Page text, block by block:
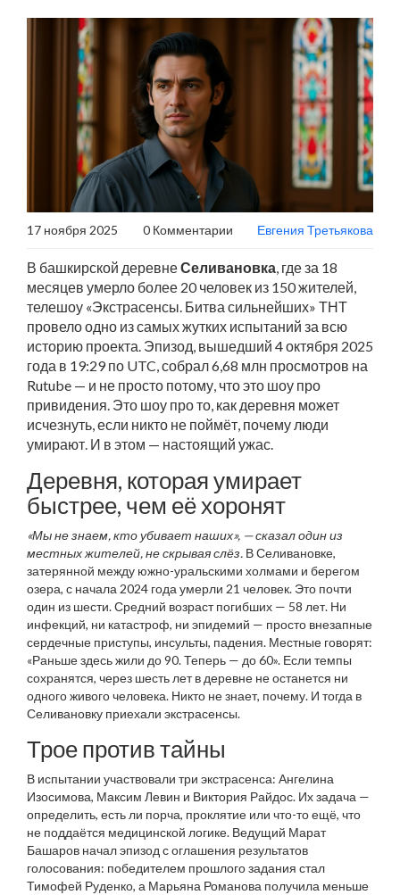
17 ноября 2025 0 Комментарии Евгения Третьякова
В башкирской деревнеСеливановка, где за 18
месяцев умерло более 20 человек из 150 жителей,
телешоу «Экстрасенсы. Битва сильнейших» ТНТ
провело одно из самых жутких испытаний за всю
историю проекта. Эпизод, вышедший 4 октября 2025
года в 19:29 по UTC, собрал 6,68 млн просмотров на
Rutube — и не просто потому, что это шоу про
привидения. Это шоу про то, как деревня может
исчезнуть, если никто не поймёт, почему люди
умирают. И в этом — настоящий ужас.
Деревня, которая умирает
быстрее, чем её хоронят
«Мы не знаем, кто убивает наших», — сказал один из
местных жителей, не скрывая слёз. В Селивановке,
затерянной между южно-уральскими холмами и берегом
озера, с начала 2024 года умерли 21 человек. Это почти
один из шести. Средний возраст погибших — 58 лет. Ни
инфекций, ни катастроф, ни эпидемий — просто внезапные
сердечные приступы, инсульты, падения. Местные говорят:
«Раньше здесь жили до 90. Теперь — до 60». Если темпы
сохранятся, через шесть лет в деревне не останется ни
одного живого человека. Никто не знает, почему. И тогда в
Селивановку приехали экстрасенсы.
Трое против тайны
В испытании участвовали три экстрасенса: Ангелина
Изосимова, Максим Левин и Виктория Райдос. Их задача —
определить, есть ли порча, проклятие или что-то ещё, что
не поддаётся медицинской логике. Ведущий Марат
Башаров начал эпизод с оглашения результатов
голосования: победителем прошлого задания стал
Тимофей Руденко, а Марьяна Романова получила меньше